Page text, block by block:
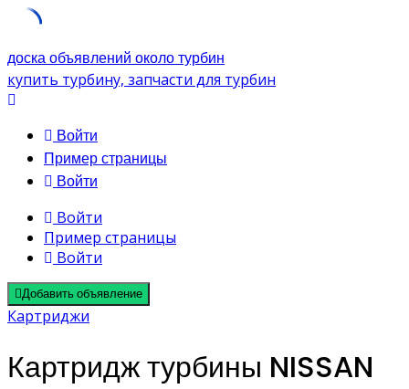
Skip
to
content
доска объявлений около турбин
купить турбину, запчасти для турбин
Войти
Пример страницы
Войти
Войти
Пример страницы
Войти
Добавить объявление
Картриджи
Картридж турбины NISSAN